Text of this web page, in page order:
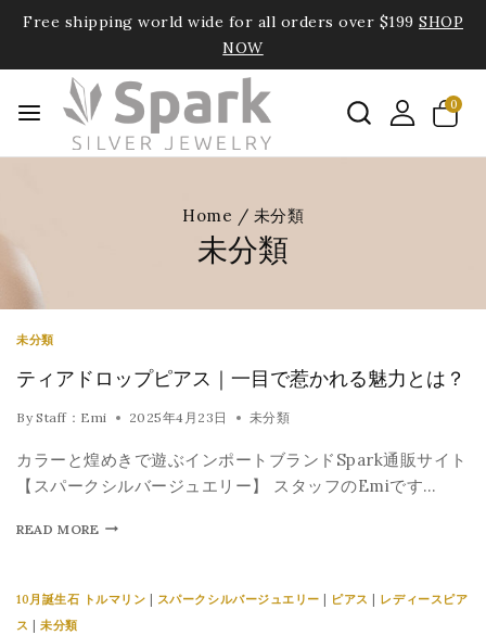
Free shipping world wide for all orders over $199 SHOP
NOW
0
Home / 未分類
未分類
未分類
ティアドロップピアス｜一目で惹かれる魅力とは？
By Staff：Emi 2025年4月23日 未分類
カラーと煌めきで遊ぶインポートブランドSpark通販サイト
【スパークシルバージュエリー】 スタッフのEmiです…
READ MORE
10月誕生石 トルマリン | スパークシルバージュエリー | ピアス | レディースピア
ス |未分類